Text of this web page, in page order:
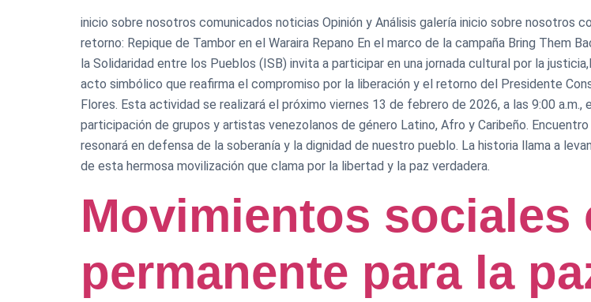
inicio sobre nosotros comunicados noticias Opinión y Análisis galería inicio sobre nosotros
retorno: Repique de Tambor en el Waraira Repano En el marco de la campaña Bring Them
la Solidaridad entre los Pueblos (ISB) invita a participar en una jornada cultural por la
acto simbólico que reafirma el compromiso por la liberación y el retorno del Presidente
Flores. Esta actividad se realizará el próximo viernes 13 de febrero de 2026, a las 9:00
participación de grupos y artistas venezolanos de género Latino, Afro y Caribeño.
resonará en defensa de la soberanía y la dignidad de nuestro pueblo. La historia llama a
de esta hermosa movilización que clama por la libertad y la paz verdadera.
Movimientos
permanente para la